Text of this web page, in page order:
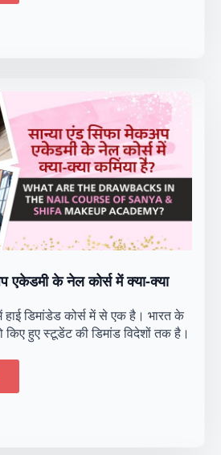
एकेडमी के नेल कोर्स में क्या-क्या
डिमांडेड कोर्स में से एक है। भारत के
हुए स्टूडेंट की डिमांड विदेशों तक है।